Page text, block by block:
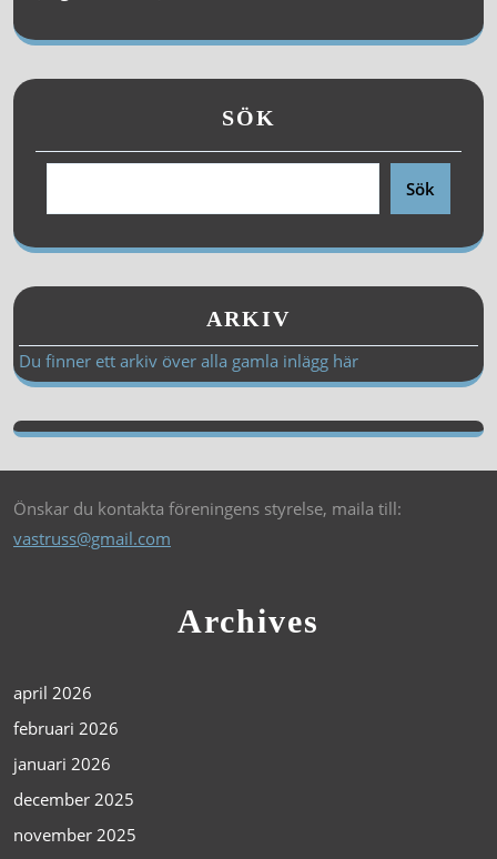
SÖK
Sök
ARKIV
Du finner ett arkiv över alla gamla inlägg här
Önskar du kontakta föreningens styrelse, maila till:
vastruss@gmail.com
Archives
april 2026
februari 2026
januari 2026
december 2025
november 2025